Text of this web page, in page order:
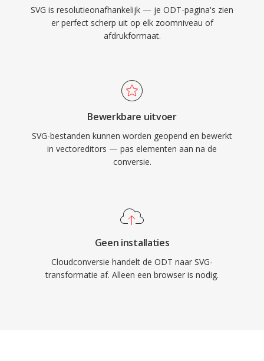
SVG is resolutieonafhankelijk — je ODT-pagina's zien
er perfect scherp uit op elk zoomniveau of
afdrukformaat.
Bewerkbare uitvoer
SVG-bestanden kunnen worden geopend en bewerkt
in vectoreditors — pas elementen aan na de
conversie.
Geen installaties
Cloudconversie handelt de ODT naar SVG-
transformatie af. Alleen een browser is nodig.